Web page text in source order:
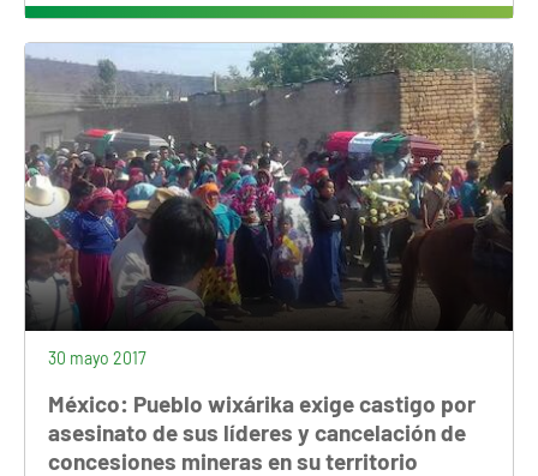
30 mayo 2017
México: Pueblo wixárika exige castigo por
asesinato de sus líderes y cancelación de
concesiones mineras en su territorio